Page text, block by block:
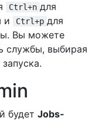
Ctrl+n для
и
Ctrl+p для
Вы можете
службы, выбирая
будет Jobs-